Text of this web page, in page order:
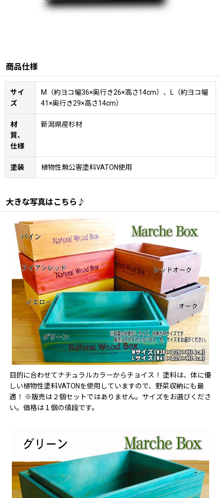
商品仕様
サイ
ズ
M（約ヨコ幅36×奥行き26×高さ14cm）、L（約ヨコ幅
41×奥行き29×高さ14cm）
材
質、
仕様
新潟県産杉材
塗装 植物性無公害塗料VATON使用
大きな写真はこちら♪
目的に合わせてナチュラルカラーからチョイス！ 塗料は、体に優
しい植物性塗料VATONを使用していますので、野菜収納にも最
適！ ※販売は２個セットではありません。サイズをお選びくださ
い。価格は１個の値段です。